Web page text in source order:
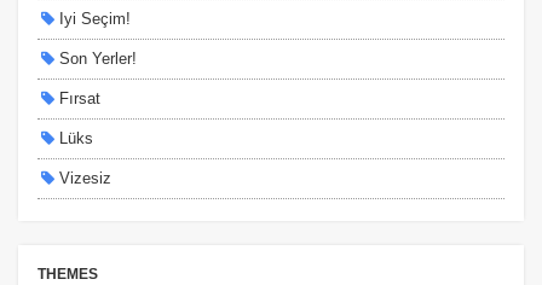
Iyi Seçim!
Son Yerler!
Fırsat
Lüks
Vizesiz
THEMES